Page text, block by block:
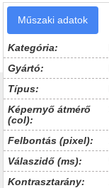
Műszaki adatok
Kategória:
Gyártó:
Típus:
Képernyő átmérő
(col):
Felbontás (pixel):
Válaszidő (ms):
Kontrasztarány: